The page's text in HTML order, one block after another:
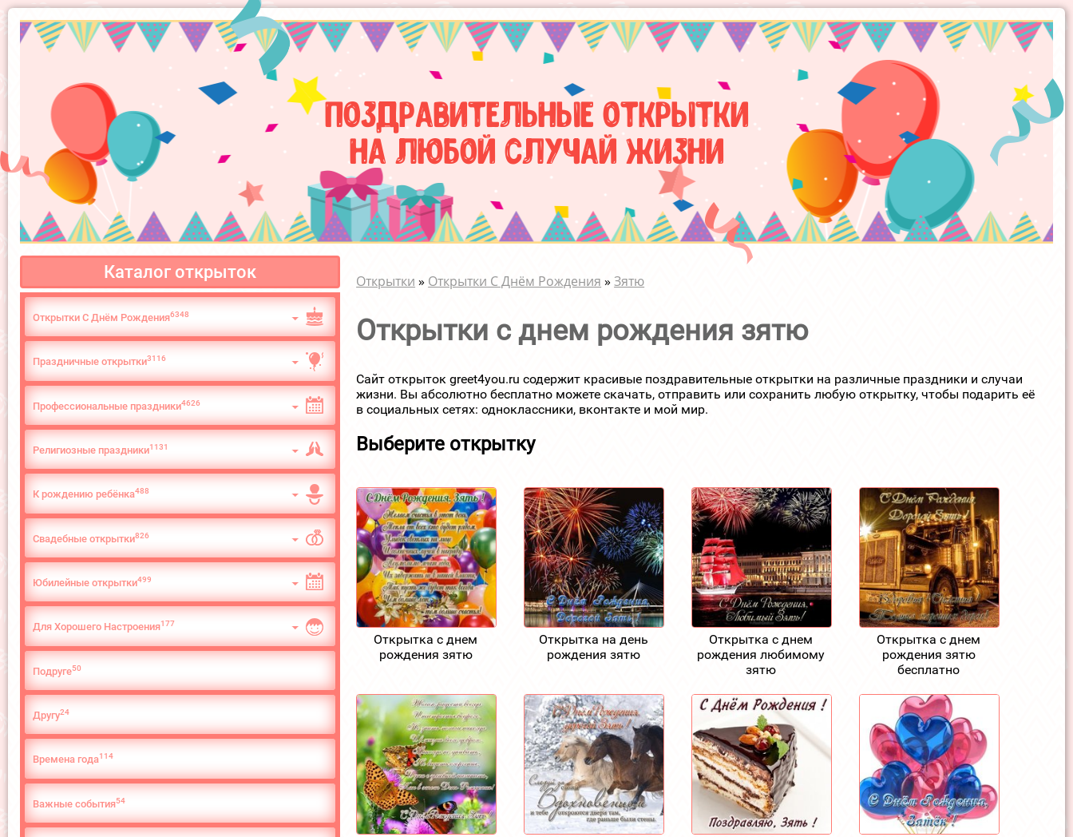
Поздравительные открытки
на любой случай жизни
Каталог открыток
Открытки С Днём Рождения6348
Праздничные открытки3116
Профессиональные праздники4626
Религиозные праздники1131
К рождению ребёнка488
Свадебные открытки826
Юбилейные открытки499
Для Хорошего Настроения177
Подруге50
Другу24
Времена года114
Важные события54
Открытки » Открытки С Днём Рождения »Зятю
Открытки с днем рождения зятю
Сайт открыток greet4you.ru содержит красивые поздравительные открытки на различные праздники и случаи
жизни. Вы абсолютно бесплатно можете скачать, отправить или сохранить любую открытку, чтобы подарить её
в социальных сетях: одноклассники, вконтакте и мой мир.
Выберите открытку
Открытка с днем
рождения зятю
Открытка на день
рождения зятю
Открытка с днем
рождения любимому
зятю
Открытка с днем
рождения зятю
бесплатно